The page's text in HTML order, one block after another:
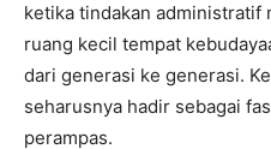
ketika tindakan administratif
ruang kecil tempat
dari generasi ke generasi.
seharusnya hadir sebagai
perampas.